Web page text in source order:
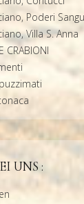
Poderi
Villa S. Anna
CRABIONI
UNS :